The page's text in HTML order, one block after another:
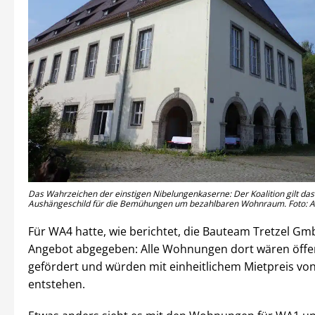
Das Wahrzeichen der einstigen Nibelungenkaserne: Der Koalition gilt
Aushängeschild für die Bemühungen um bezahlbaren Wohnraum. Foto:
Für WA4 hatte, wie berichtet, die Bauteam Tretzel
Angebot abgegeben: Alle Wohnungen dort wären
gefördert und würden mit einheitlichem Mietpreis
entstehen.